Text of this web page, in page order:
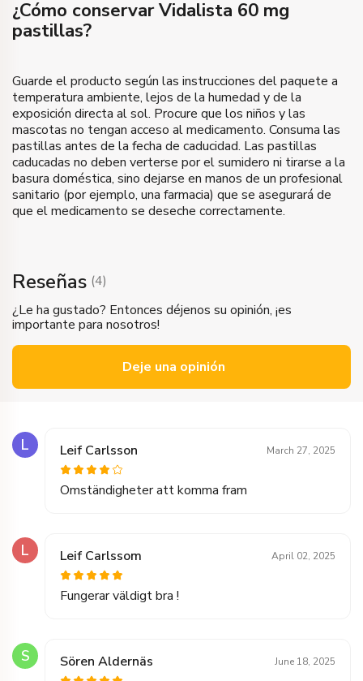
¿Cómo conservar Vidalista 60 mg
pastillas?
Guarde el producto según las instrucciones del paquete a
temperatura ambiente, lejos de la humedad y de la
exposición directa al sol. Procure que los niños y las
mascotas no tengan acceso al medicamento. Consuma las
pastillas antes de la fecha de caducidad. Las pastillas
caducadas no deben verterse por el sumidero ni tirarse a la
basura doméstica, sino dejarse en manos de un profesional
sanitario (por ejemplo, una farmacia) que se asegurará de
que el medicamento se deseche correctamente.
Reseñas (4)
¿Le ha gustado? Entonces déjenos su opinión, ¡es
importante para nosotros!
Deje una opinión
L Leif Carlsson March 27, 2025
Omständigheter att komma fram
L Leif Carlssom April 02, 2025
Fungerar väldigt bra !
S Sören Aldernäs June 18, 2025